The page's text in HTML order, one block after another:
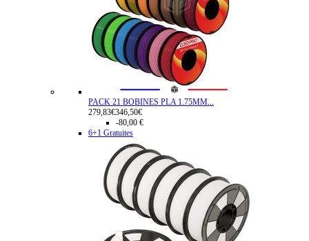
PACK 21 BOBINES PLA 1.75MM...
279,83€346,50€
-80,00 €
6+1 Gratuites